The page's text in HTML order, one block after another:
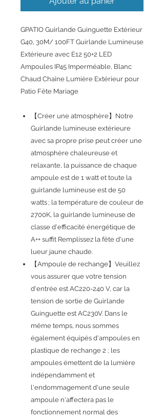
GPATIO Guirlande Guinguette Extérieur
G40, 30M/ 100FT Guirlande Lumineuse
Extérieure avec E12 50+2 LED
Ampoules IP45 Imperméable, Blanc
Chaud Chaîne Lumière Extérieur pour
Patio Fête Mariage
【Créer une atmosphère】Notre
Guirlande lumineuse extérieure
avec sa propre prise peut créer une
atmosphère chaleureuse et
relaxante, la puissance de chaque
ampoule est de 1 watt et toute la
guirlande lumineuse est de 50
watts ; la température de couleur de
2700K, la guirlande lumineuse de
classe d'efficacité énergétique de
A++ suffit Remplissez la fête d'une
lueur jaune chaude.
【Ampoule de rechange】Veuillez
vous assurer que votre tension
d'entrée est AC220-240 V, car la
tension de sortie de Guirlande
Guinguette est AC230V. Dans le
même temps, nous sommes
également équipés d'ampoules en
plastique de rechange 2 ; les
ampoules émettent de la lumière
indépendamment et
l'endommagement d'une seule
ampoule n'affectera pas le
fonctionnement normal des